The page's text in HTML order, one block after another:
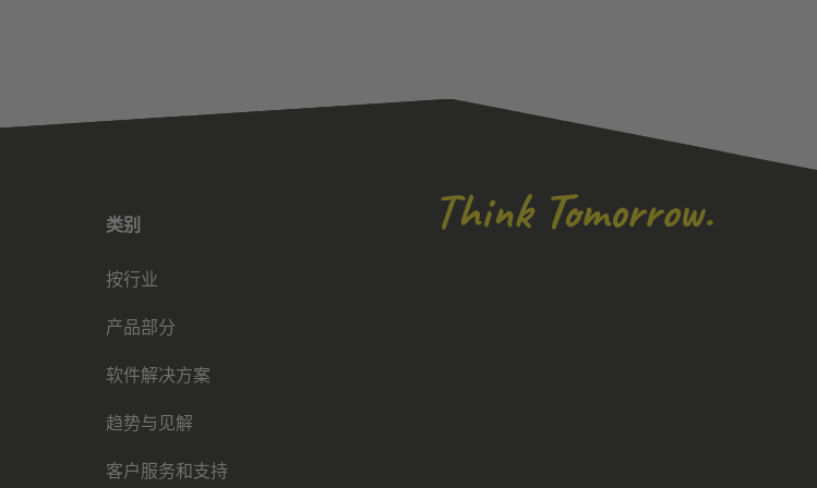
类别
按行业
产品部分
软件解决方案
趋势与见解
客户服务和支持